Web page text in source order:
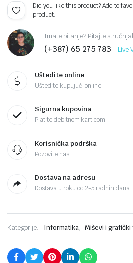
Did you like this product? Add to
product.
Imate pitanje? Pitajte
(+387) 65 275 783 Live
Uštedite online
Uštedite kupujući online
Sigurna kupovina
Platite debitnom karticom
Korisnička podrška
Pozovite nas
Dostava na adresu
Dostava u roku od 2-5 radnih dana
Kategorije: Informatika, Miševi i grafički